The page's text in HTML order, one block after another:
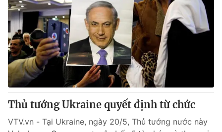
Thủ tướng Ukraine quyết định từ chức
VTV.vn - Tại Ukraine, ngày 20/5, Thủ tướng nước này